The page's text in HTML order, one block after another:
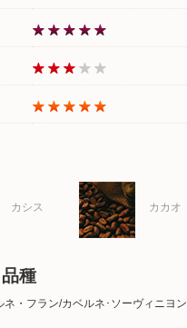
カシス カカオ
種
ネ・フラン/カベルネ･ソーヴィニヨン